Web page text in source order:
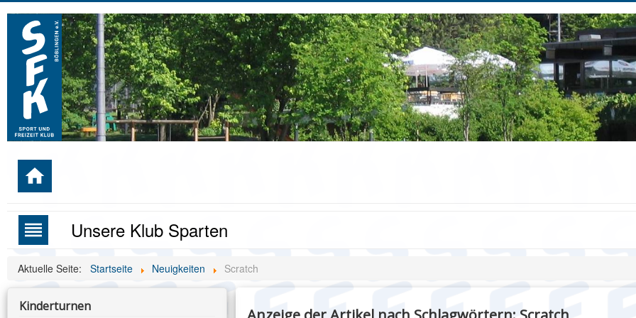
home
reorder Unsere Klub Sparten
Aktuelle Seite: Startseite Neuigkeiten Scratch
Kinderturnen